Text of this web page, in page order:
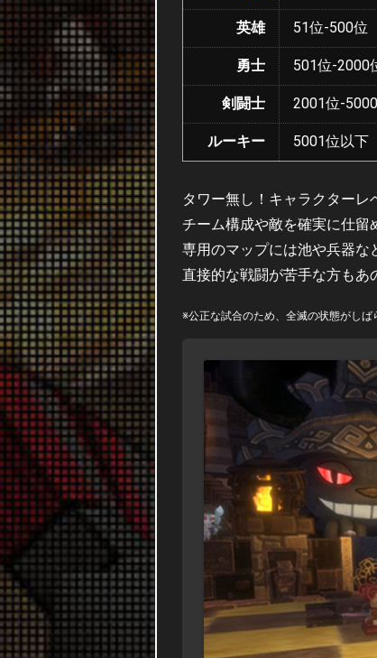
英雄 51位-500位
勇士 501位-2000
剣闘士 2001位-
ルーキー 5001位以下
タワー無し！キャラクターレ
チーム構成や敵を確実に仕留
専用のマップには池や兵器な
直接的な戦闘が苦手な方もあ
※公正な試合のため、全滅の状態がしば